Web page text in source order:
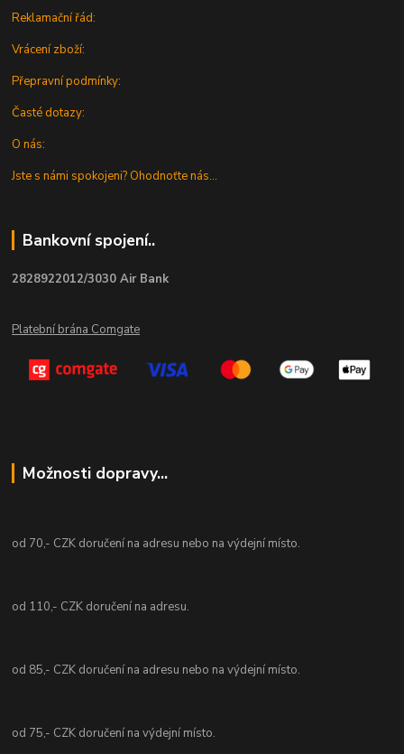
Reklamační řád:
Vrácení zboží:
Přepravní podmínky:
Časté dotazy:
O nás:
Jste s námi spokojeni? Ohodnoťte nás...
Bankovní spojení..
2828922012/3030 Air Bank
Platební brána Comgate
Možnosti dopravy...
od 70,- CZK doručení na adresu nebo na výdejní místo.
od 110,- CZK doručení na adresu.
od 85,- CZK doručení na adresu nebo na výdejní místo.
od 75,- CZK doručení na výdejní místo.